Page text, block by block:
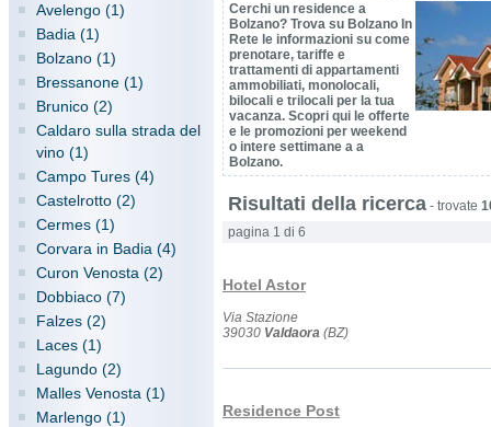
Avelengo (1)
Badia (1)
Bolzano (1)
Bressanone (1)
Brunico (2)
Caldaro sulla strada del
vino (1)
Campo Tures (4)
Castelrotto (2)
Cermes (1)
Corvara in Badia (4)
Curon Venosta (2)
Dobbiaco (7)
Falzes (2)
Laces (1)
Lagundo (2)
Malles Venosta (1)
Marlengo (1)
Cerchi un residence a
Bolzano? Trova su Bolzano In
Rete le informazioni su come
prenotare, tariffe e
trattamenti di appartamenti
ammobiliati, monolocali,
bilocali e trilocali per la tua
vacanza. Scopri qui le offerte
e le promozioni per weekend
o intere settimane a a
Bolzano.
Risultati della ricerca - trovate
pagina 1 di 6
Hotel Astor
Via Stazione
39030 Valdaora (BZ)
Residence Post